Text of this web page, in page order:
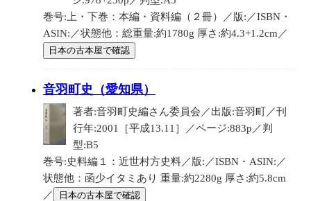
巻号:上・下巻：本編・資料編（２冊）／版:／ISBN・
ASIN:／状態他：総重量:約1780g 厚さ:約4.3+1.2cm／
日本の古本屋で確認
音羽町史（愛知県）
著者:音羽町史編さん委員会／出版:音羽町／刊
行年:2001［平成13.11］／ページ:883p／判
型:B5
巻号:史料編１：近世村方史料／版:／ISBN・ASIN:／
状態他：函少イタミあり 重量:約2280g 厚さ:約5.8cm
／
日本の古本屋で確認